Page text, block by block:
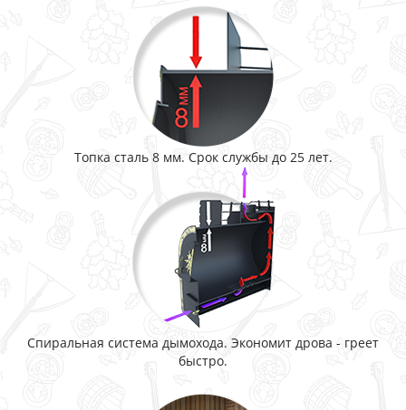
Топка сталь 8 мм. Срок службы до 25 лет.
Спиральная система дымохода. Экономит дрова - греет
быстро.